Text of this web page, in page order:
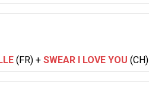
(FR) + SWEAR I LOVE YOU (CH)